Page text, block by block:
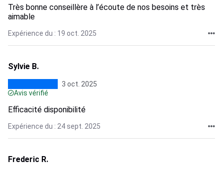
Très bonne conseillère à l’écoute de nos besoins et très
aimable
Expérience du : 19 oct. 2025
Sylvie B.
3 oct. 2025
Avis vérifié
Efficacité disponibilité
Expérience du : 24 sept. 2025
Frederic R.